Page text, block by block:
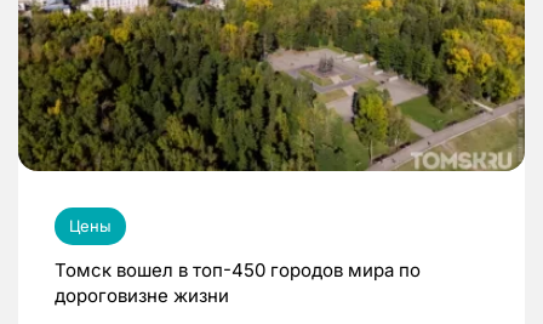
Цены
Томск вошел в топ-450 городов мира по
дороговизне жизни